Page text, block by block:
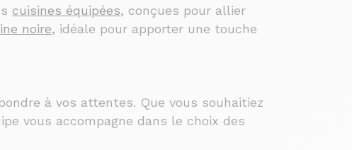
cuisines équipées, conçues pour allier
noire, idéale pour apporter une touche
à vos attentes. Que vous souhaitiez
vous accompagne dans le choix des